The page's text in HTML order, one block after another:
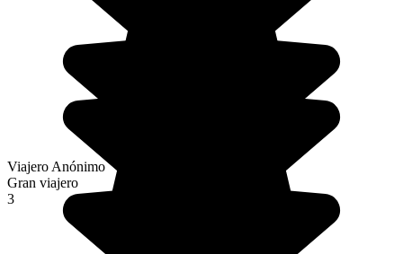
Viajero Anónimo
Gran viajero
3